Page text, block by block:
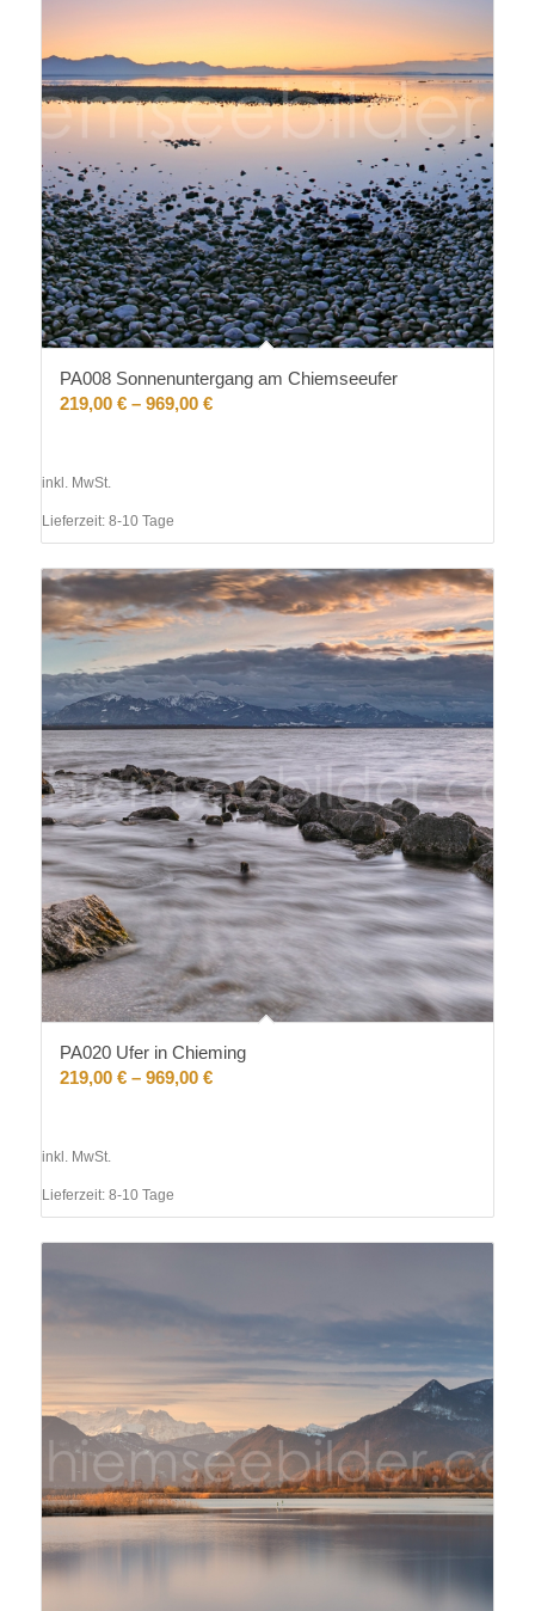
PA008 Sonnenuntergang am Chiemseeufer
219,00 €– 969,00 €
inkl. MwSt.
Lieferzeit: 8-10 Tage
PA020 Ufer in Chieming
219,00 €– 969,00 €
inkl. MwSt.
Lieferzeit: 8-10 Tage